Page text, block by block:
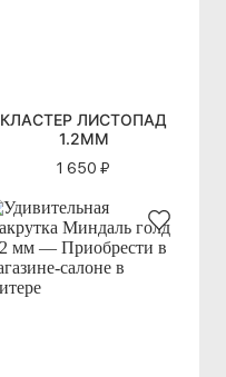
КЛАСТЕР ЛИСТОПАД
1.2ММ
1 650 ₽